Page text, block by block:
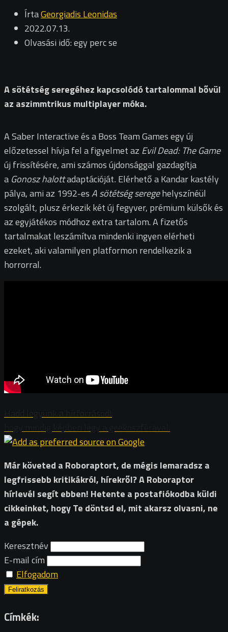
ÍrtaGeorgiadis Leonidas
2022.07.13.
Olvasási idő: egy perc se
A sötétség seregéhez kapcsolódó tartalommal bővül
az aszimmtrikus multiplayer móka.
A Saber Interactive és a Boss Team Games egy új
előzetessel hívja fel a figyelmet az Evil Dead: The Game
új frissítésére, ami számos újdonsággal gazdagítja
a Gonosz halottadaptációját. Elérhető a Kandar kastély
pálya, ami az 1992-esA sötétség seregehelyszínéül
szolgált, plusz érkezik két új fegyver, prémium külsők és
az egyjátékos módhoz extra tartalom. A fizetős
tartalmakat leszámítva mindenki ingyen elérheti
ezeket, aki valamilyen platformon rendelkezik a
horrorral.
Már követed a Roboraptort, de mégis lemaradsz a
legfrissebb kritikákról, hírekről? A Roboraptor
hírlevél segít ebben! Hetente a postafiókodba küldi
cikkeinket, hogy Te döntsd el, mit akarsz olvasni, ne
a gépek.
Keresztnév
E-mail cím
Elfogadom
Címkék: